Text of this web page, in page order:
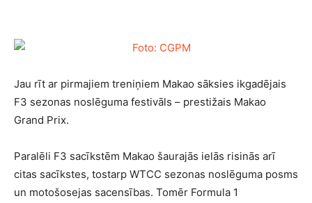
Jau rīt ar pirmajiem treniņiem Makao sāksies ikgadējais
F3 sezonas noslēguma festivāls – prestižais Makao
Grand Prix.
Paralēli F3 sacīkstēm Makao šaurajās ielās risinās arī
citas sacīkstes, tostarp WTCC sezonas noslēguma posms
un motošosejas sacensības. Tomēr Formula 1